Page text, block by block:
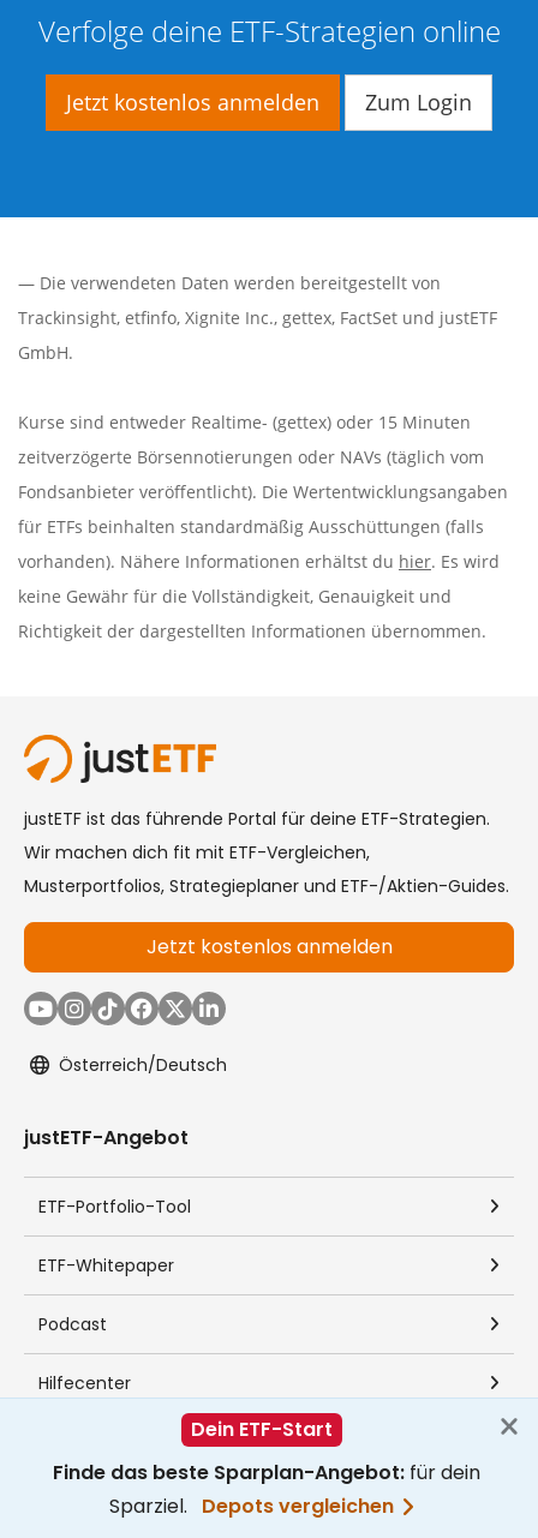
Verfolge deine ETF-Strategien online
Jetzt kostenlos anmelden Zum Login
— Die verwendeten Daten werden bereitgestellt von
Trackinsight, etfinfo, Xignite Inc., gettex, FactSet und justETF
GmbH.
Kurse sind entweder Realtime- (gettex) oder 15 Minuten
zeitverzögerte Börsennotierungen oder NAVs (täglich vom
Fondsanbieter veröffentlicht). Die Wertentwicklungsangaben
für ETFs beinhalten standardmäßig Ausschüttungen (falls
vorhanden). Nähere Informationen erhältst du hier. Es wird
keine Gewähr für die Vollständigkeit, Genauigkeit und
Richtigkeit der dargestellten Informationen übernommen.